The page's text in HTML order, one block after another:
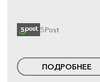
5Post
ПОДРОБНЕЕ